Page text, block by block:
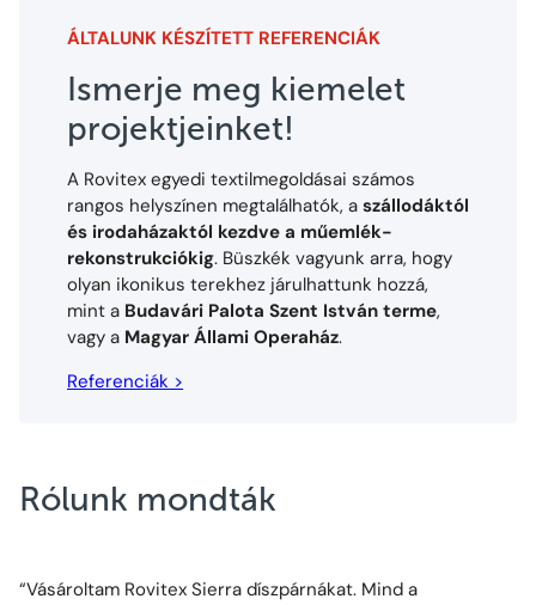
á
i
P
a
l
o
t
a
ÁLTALUNK KÉSZÍTETT REFERENCIÁK
Ismerje meg kiemelet
projektjeinket!
A Rovitex egyedi textilmegoldásai számos
rangos helyszínen megtalálhatók, a szállodáktól
és irodaházaktól kezdve a műemlék-
rekonstrukciókig. Büszkék vagyunk arra, hogy
olyan ikonikus terekhez járulhattunk hozzá,
mint a Budavári Palota Szent István terme,
vagy a Magyar Állami Operaház.
Referenciák >
Rólunk mondták
“Vásároltam Rovitex Sierra díszpárnákat. Mind a